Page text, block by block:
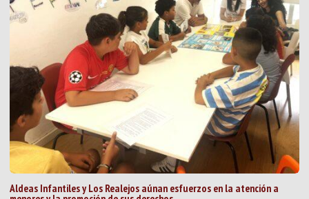
Aldeas Infantiles y Los Realejos aúnan esfuerzos en la atención a